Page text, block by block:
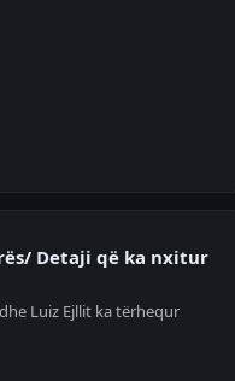
Detaji që ka nxitur
Luiz Ejllit ka tërhequr